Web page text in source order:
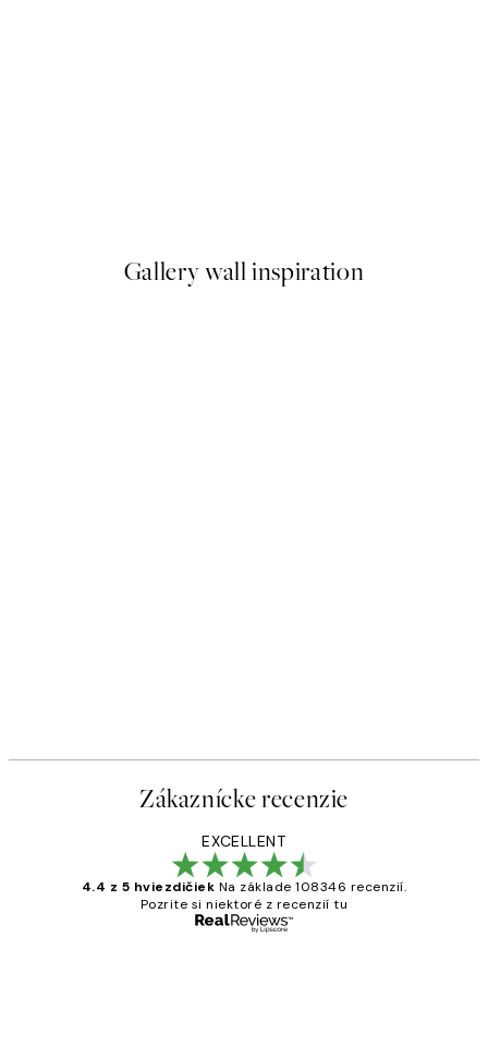
Gallery wall inspiration
Zákaznícke recenzie
EXCELLENT
4.4 z 5 hviezdičiek Na základe 108346 recenzií.
Pozrite si niektoré z recenzií tu